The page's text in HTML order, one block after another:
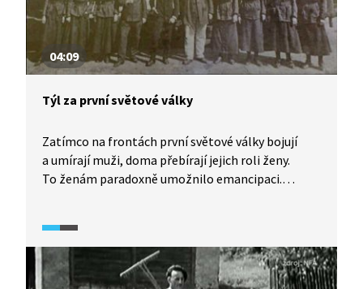
04:09
Týl za první světové války
Zatímco na frontách první světové války bojují
a umírají muži, doma přebírají jejich roli ženy.
To ženám paradoxně umožnilo emancipaci.
a oblasti, válka neprobíhá jen na bojištích, ale
často jsou zasahovány i týlové oblasti a civilní cíle.